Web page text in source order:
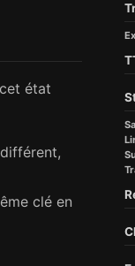
état
clé en